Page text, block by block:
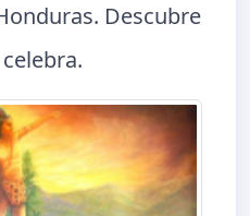
Descubre